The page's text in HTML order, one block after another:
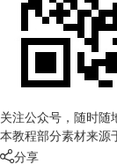
关注公众号，随时随
本教程部分素材来源
分享